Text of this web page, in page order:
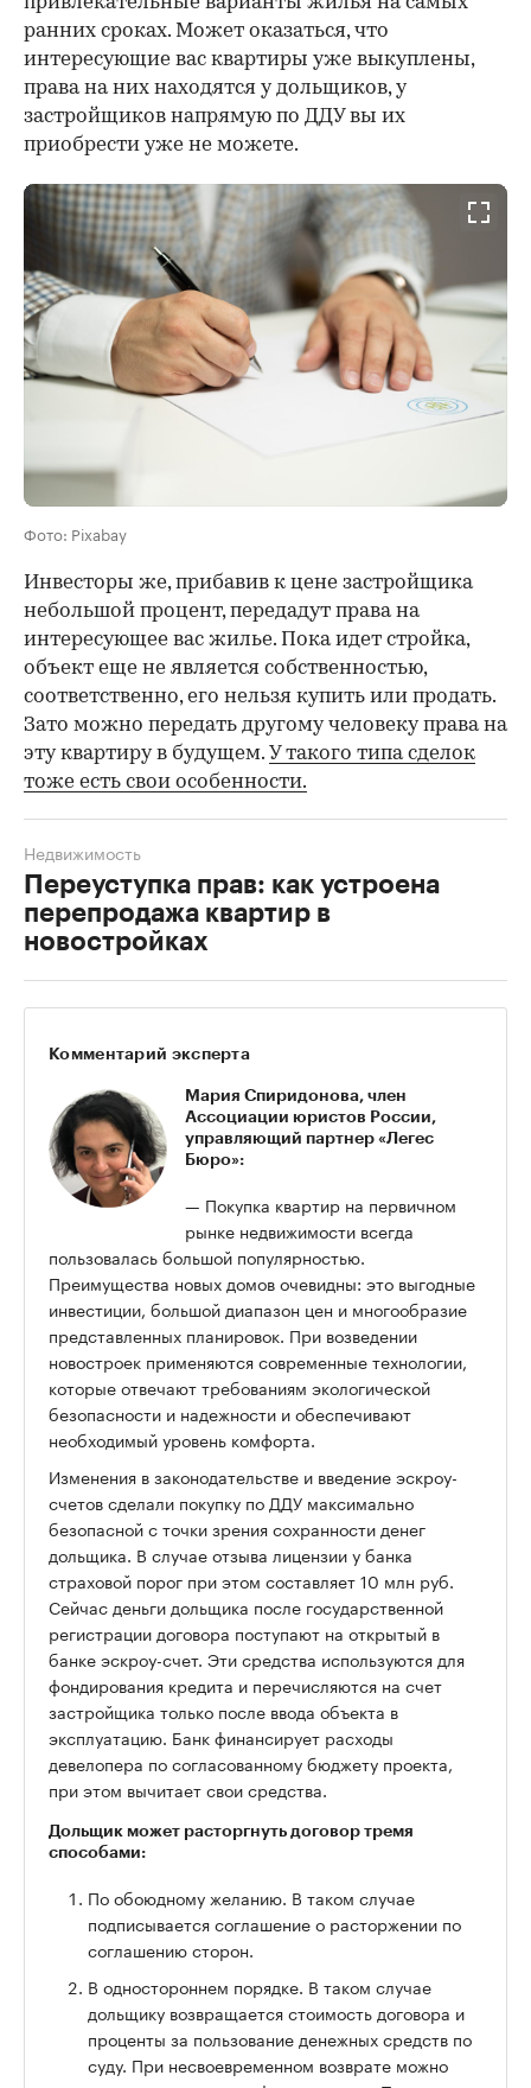
ранних сроках. Может оказаться, что
интересующие вас квартиры уже выкуплены,
права на них находятся у дольщиков, у
застройщиков напрямую по ДДУ вы их
приобрести уже не можете.
Фото: Pixabay
Инвесторы же, прибавив к цене застройщика
небольшой процент, передадут права на
интересующее вас жилье. Пока идет стройка,
объект еще не является собственностью,
соответственно, его нельзя купить или продать.
Зато можно передать другому человеку права на
эту квартиру в будущем. У такого типа сделок
тоже есть свои особенности.
Переуступка прав: как устроена
перепродажа квартир в
новостройках
Недвижимость
Комментарий эксперта
Мария Спиридонова, член
Ассоциации юристов России,
управляющий партнер «Легес
Бюро»:
— Покупка квартир на первичном
рынке недвижимости всегда
пользовалась большой популярностью.
Преимущества новых домов очевидны: это выгодные
инвестиции, большой диапазон цен и многообразие
представленных планировок. При возведении
новостроек применяются современные технологии,
которые отвечают требованиям экологической
безопасности и надежности и обеспечивают
необходимый уровень комфорта.
Изменения в законодательстве и введение эскроу-
счетов сделали покупку по ДДУ максимально
безопасной с точки зрения сохранности денег
дольщика. В случае отзыва лицензии у банка
страховой порог при этом составляет 10 млн руб.
Сейчас деньги дольщика после государственной
регистрации договора поступают на открытый в
банке эскроу-счет. Эти средства используются для
фондирования кредита и перечисляются на счет
застройщика только после ввода объекта в
эксплуатацию. Банк финансирует расходы
девелопера по согласованному бюджету проекта,
при этом вычитает свои средства.
Дольщик может расторгнуть договор тремя
способами:
По обоюдному желанию. В таком случае
подписывается соглашение о расторжении по
соглашению сторон.
В одностороннем порядке. В таком случае
дольщику возвращается стоимость договора и
проценты за пользование денежных средств по
суду. При несвоевременном возврате можно